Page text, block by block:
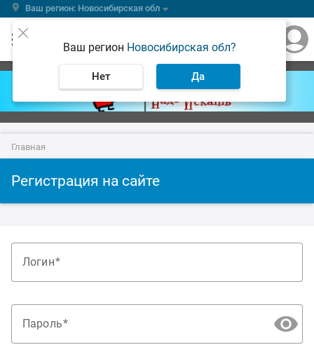
Ваш регион: Новосибирская обл
Ваш регион Новосибирская обл?
Нет Да
Главная
Регистрация на сайте
Логин
Пароль